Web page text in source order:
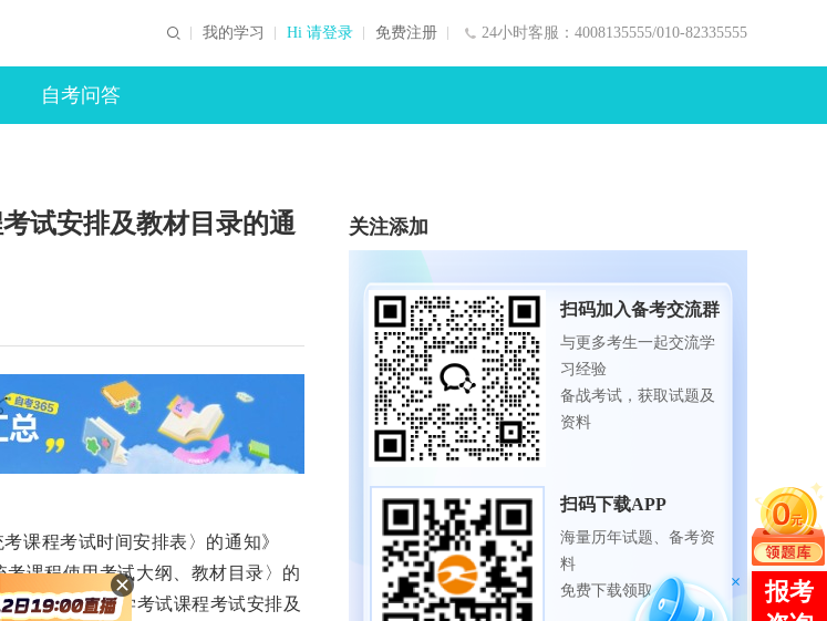
24小时客服：4008135555/010-82335555
我的学习 Hi 请登录 免费注册
自考问答
试安排及教材目录的通
课程考试时间安排表〉的通知》
课程使用考试大纲、教材目录〉的
省高等教育自学考试课程考试安排及
关注添加
扫码加入备考交流群
与更多考生一起交流学
习经验
备战考试，获取试题及
资料
扫码下载APP
海量历年试题、备考资
料
免费下载领取